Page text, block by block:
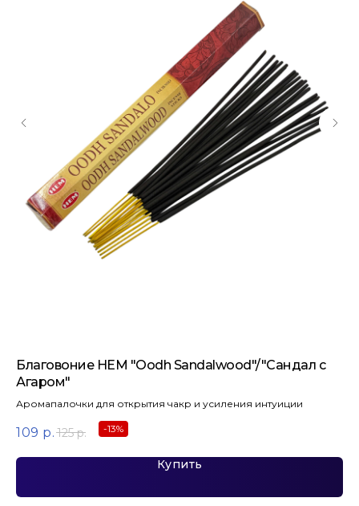
Благовоние HEM "Oodh Sandalwood"/"Сандал с
Агаром"
Аромапалочки для открытия чакр и усиления интуиции
109 р. 125 р. -13%
Купить